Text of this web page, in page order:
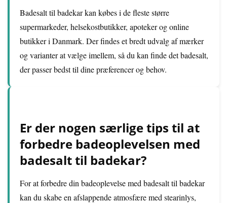
Badesalt til badekar kan købes i de fleste større
supermarkeder, helsekostbutikker, apoteker og online
butikker i Danmark. Der findes et bredt udvalg af mærker
og varianter at vælge imellem, så du kan finde det badesalt,
der passer bedst til dine præferencer og behov.
Er der nogen særlige tips til at
forbedre badeoplevelsen med
badesalt til badekar?
For at forbedre din badeoplevelse med badesalt til badekar
kan du skabe en afslappende atmosfære med stearinlys,